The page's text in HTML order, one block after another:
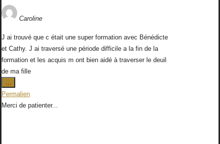
Caroline
J ai trouvé que c était une super formation avec Bénédicte
et Cathy. J ai traversé une période difficile a la fin de la
formation et les acquis m ont bien aidé à traverser le deuil
de ma fille
...
cette
boîte
méta.
Permalien
Merci de patienter...